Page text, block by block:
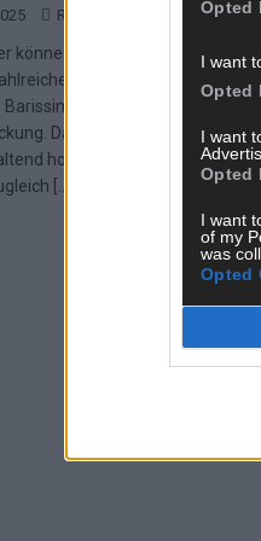
Opted
I want
Opted
I want
Opted
I want
of my
was
Opted
Redaktion | Stuttgarter Blatt
können sich freuen: ALDI hat die
Kaffeeprodukte ihrer
gesenkt – um bis zu
Damit reagiert der
hohen